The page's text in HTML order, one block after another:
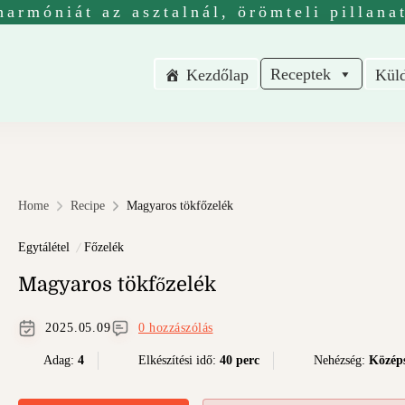
az asztalnál, örömteli
nem csak vegetáriánusoknak.
Kezdőlap Receptek
Home Recipe Magyaros tökfőzelék
Egytálétel Főzelék
Magyaros tökfőzelék
2025.05.09 0 hozzászólás
Adag: 4 Elkészítési idő: 40 perc Nehézség: